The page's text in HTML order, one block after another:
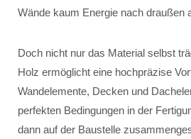
Wände kaum Energie nach draußen
Doch nicht nur das Material selbst
Holz ermöglicht eine hochpräzise
Wandelemente, Decken und
perfekten Bedingungen in der
dann auf der Baustelle